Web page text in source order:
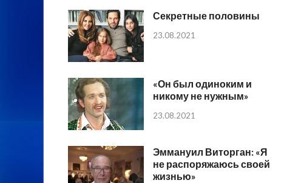
Секретные половины
23.08.2021
«Он был одиноким и
никому не нужным»
23.08.2021
Эммануил Виторган: «Я
не распоряжаюсь своей
жизнью»